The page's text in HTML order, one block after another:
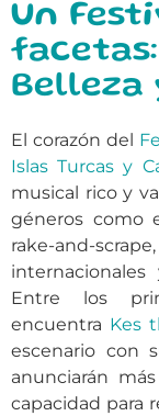
Un
Belleza
El corazón del
Islas Turcas y
musical rico y
géneros como
rake-and-
Entre los
encuentra Kes
escenario con
anunciarán
capacidad para